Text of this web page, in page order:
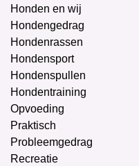
Honden en wij
Hondengedrag
Hondenrassen
Hondensport
Hondenspullen
Hondentraining
Opvoeding
Praktisch
Probleemgedrag
Recreatie